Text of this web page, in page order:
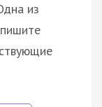
из